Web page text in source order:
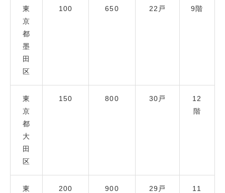
東
京
都
墨
田
区
100 650 22戸 9階
東
京
都
大
田
区
150 800 30戸
12
階
東
200 900 29戸
11